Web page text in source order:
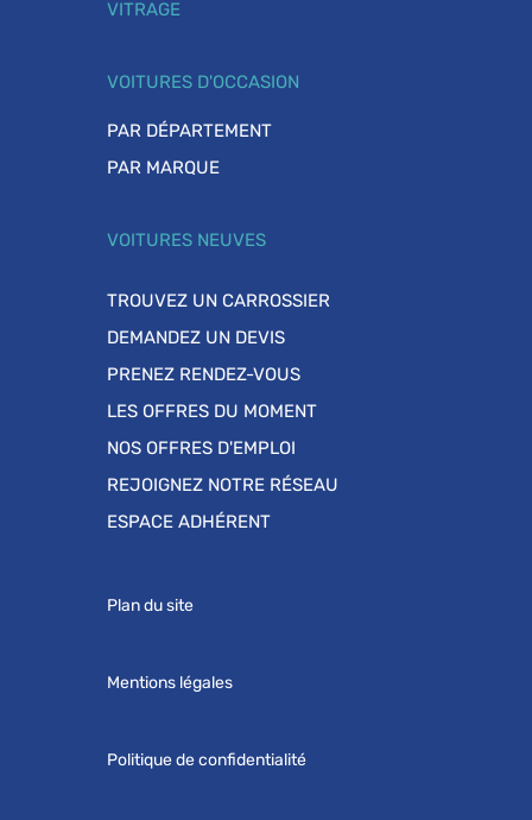
VITRAGE
VOITURES D'OCCASION
PAR DÉPARTEMENT
PAR MARQUE
VOITURES NEUVES
TROUVEZ UN CARROSSIER
DEMANDEZ UN DEVIS
PRENEZ RENDEZ-VOUS
LES OFFRES DU MOMENT
NOS OFFRES D'EMPLOI
REJOIGNEZ NOTRE RÉSEAU
ESPACE ADHÉRENT
Plan du site
Mentions légales
Politique de confidentialité